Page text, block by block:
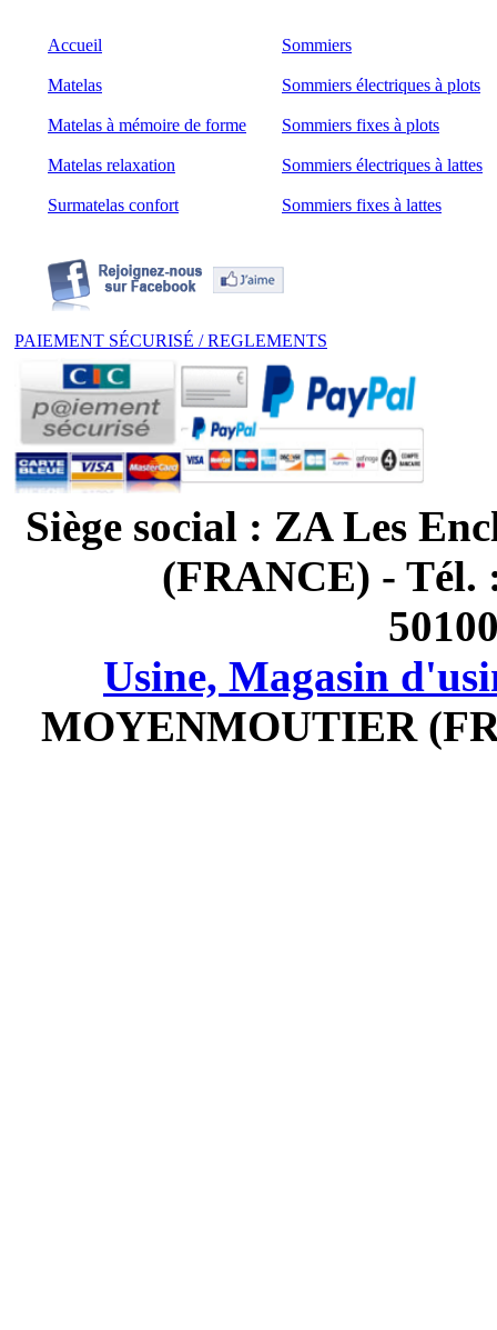
Accueil
Matelas
Matelas à mémoire de forme
Matelas relaxation
Surmatelas confort
Sommiers
Sommiers électriques à plots
Sommiers fixes à plots
Sommiers électriques à lattes
Sommiers fixes à lattes
PAIEMENT SÉCURISÉ / REGLEMENTS
Siège social : ZA Les
(FRANCE) - Tél.
Usine, Magasin
MOYENMOUTIER